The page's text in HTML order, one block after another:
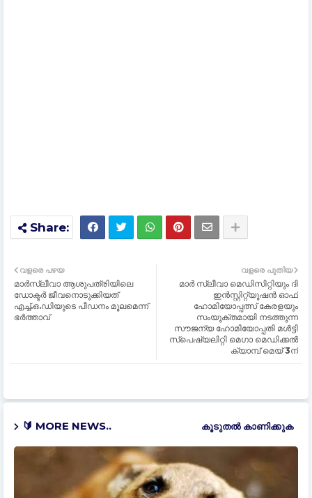
വളരെ പുതിയ
മാർ സ്ലീവാ മെഡിസിറ്റിയും ദി
ഇൻസ്റ്റിറ്റ്യൂഷൻ ഓഫ്
ഹോമിയോപ്പത്സ് കേരളയും
സംയുക്തമായി നടത്തുന്ന
സൗജന്യ ഹോമിയോപ്പതി മൾട്ടി
സ്പെഷ്യലിറ്റി മെഗാ മെഡിക്കൽ
ക്യാമ്പ് മെയ് 3ന്
വളരെ പഴയ
മാർസ്ലീവാ ആശുപത്രിയിലെ
ഡോക്ടർ ജീവനൊടുക്കിയത്
എച്ച്.ഒ.ഡിയുടെ പീഡനം മൂലമെന്ന്
ഭർത്താവ്
🔰 MORE NEWS.. കൂടുതൽ‍ കാണിക്കുക